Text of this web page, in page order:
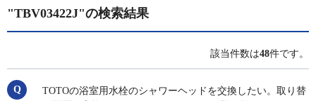
"TBV03422J"の検索結果
該当件数は48件です。
TOTOの浴室用水栓のシャワーヘッドを交換したい。取り替